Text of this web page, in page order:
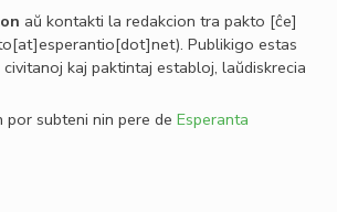
aŭ kontakti la redakcion tra pakto [ĉe]
. Publikigo estas
kaj paktintaj establoj, laŭdiskrecia
por subteni nin pere de Esperanta